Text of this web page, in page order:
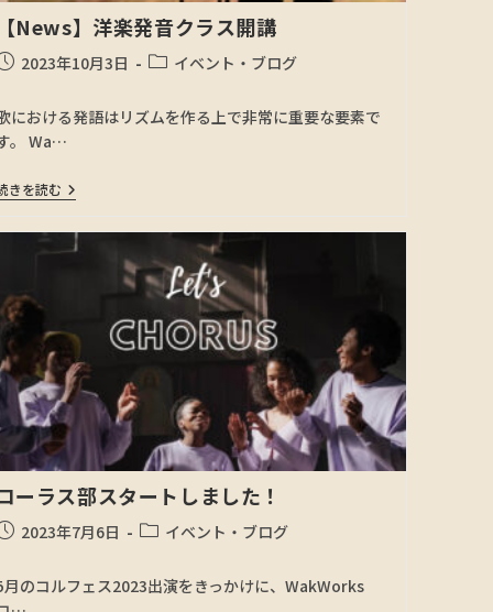
News】洋楽発音クラス開講
2023年10月3日 イベント・ブログ
における発語はリズムを作る上で非常に重要な要素で
。 Wa…
きを読む
ーラス部スタートしました！
2023年7月6日 イベント・ブログ
月のコルフェス2023出演をきっかけに、WakWorks